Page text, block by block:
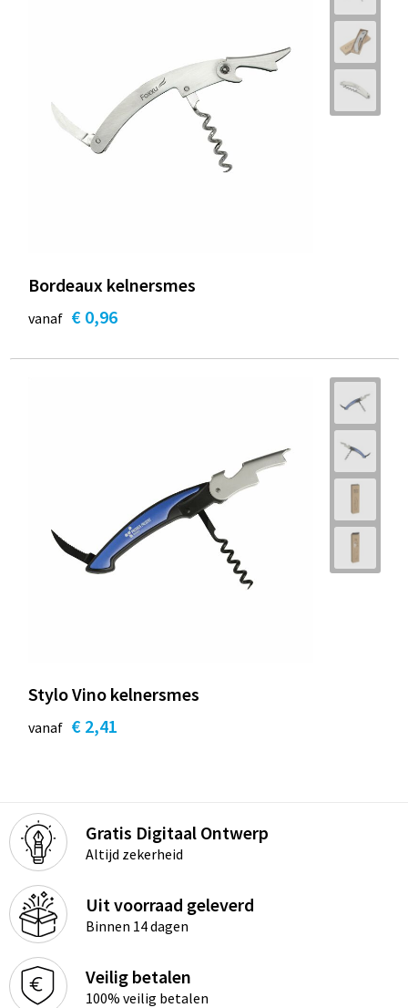
Bordeaux kelnersmes
vanaf € 0,96
Stylo Vino kelnersmes
vanaf € 2,41
Gratis Digitaal Ontwerp
Altijd zekerheid
Uit voorraad geleverd
Binnen 14 dagen
Veilig betalen
100% veilig betalen